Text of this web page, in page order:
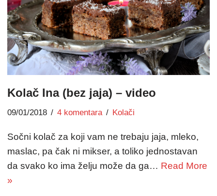
Kolač Ina (bez jaja) – video
09/01/2018 4 komentara Kolači
Sočni kolač za koji vam ne trebaju jaja, mleko,
maslac, pa čak ni mikser, a toliko jednostavan
da svako ko ima želju može da ga… Read More
»